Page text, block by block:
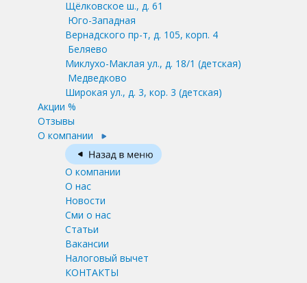
Щёлковское ш., д. 61
Юго-Западная
Вернадского пр-т, д. 105, корп. 4
Беляево
Миклухо-Маклая ул., д. 18/1 (детская)
Медведково
Широкая ул., д. 3, кор. 3 (детская)
Акции %
Отзывы
О компании
О компании
О нас
Новости
Сми о нас
Статьи
Вакансии
Налоговый вычет
КОНТАКТЫ